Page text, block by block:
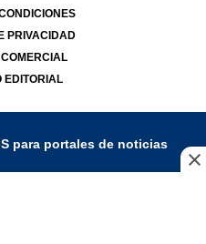
PRIVACIDAD
EDITORIAL
para portales de noticias